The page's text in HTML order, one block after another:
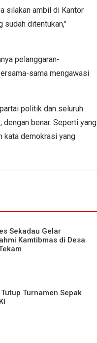
silakan ambil di Kantor
sudah ditentukan,"
pelanggaran-
sama mengawasi
politik dan seluruh
benar. Seperti yang
kata demokrasi yang
Sekadau Gelar
Kamtibmas di Desa
Turnamen Sepak